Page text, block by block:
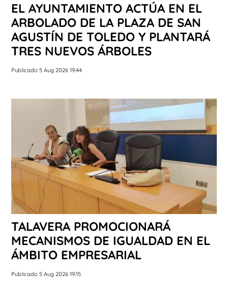
EL AYUNTAMIENTO ACTÚA EN EL
ARBOLADO DE LA PLAZA DE SAN
AGUSTÍN DE TOLEDO Y PLANTARÁ
TRES NUEVOS ÁRBOLES
Publicado 5 Aug 2026 19:44
TALAVERA PROMOCIONARÁ
MECANISMOS DE IGUALDAD EN EL
ÁMBITO EMPRESARIAL
Publicado 5 Aug 2026 19:15